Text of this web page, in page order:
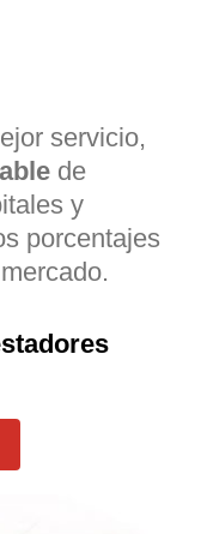
servicio,
de
y
porcentajes